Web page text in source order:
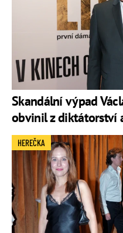
Skandální výpad
obvinil z diktátorství
HEREČKA